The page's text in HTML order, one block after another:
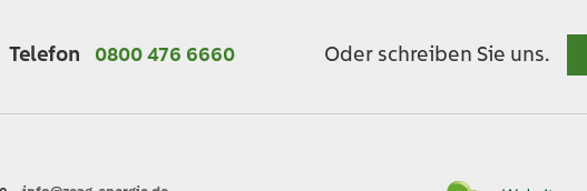
Telefon 0800 476 6660 Oder schreiben Sie uns.